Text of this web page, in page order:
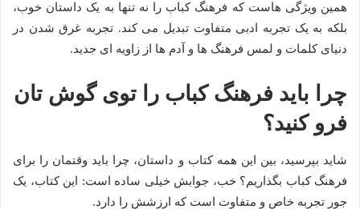
همین ویژگی هاست که فرهنگ کباب را نه تنها به یک داستان خوب،
بلکه به یک تجربه ادبی متفاوت تبدیل می کند. تجربه غرق شدن در
دنیای کلمات و لمس فرهنگ ها و آدم ها از زاویه ای جدید.
چرا باید فرهنگ کباب را توی گوش تان
فرو کنید؟
شاید بپرسید، بین این همه کتاب و داستان، چرا باید وقتمان را برای
فرهنگ کباب بگذاریم؟ خب، جوابش خیلی ساده است: این کتاب، یک
جور تجربه خاص و متفاوت است که ارزشش را دارد.